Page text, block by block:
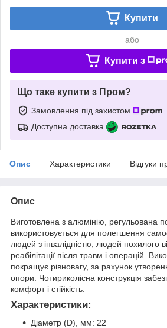
Купити
або
Купити з
Що таке купити з Пром?
Замовлення під захистом
Доступна доставка
Опис Характеристики Відгуки
Опис
Виготовлена з алюмінію, регульована по
використовується для полегшення
людей з інвалідністю, людей похилого
реабілітації після травм і операцій.
покращує рівновагу, за рахунок
опори. Чотириколісна конструкція
комфорт і стійкість.
Характеристики:
Діаметр (D), мм: 22